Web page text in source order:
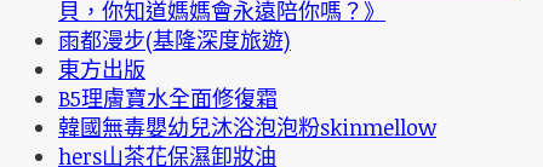
貝，你知道媽媽會永遠陪你嗎？》
雨都漫步(基隆深度旅遊)
東方出版
B5理膚寶水全面修復霜
韓國無毒嬰幼兒沐浴泡泡粉skinmellow
hers山茶花保濕卸妝油